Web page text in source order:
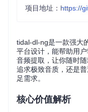
项目地址： https://
tidal-dl-ng是一款强大
平台设计，能帮助用
音频提取，让你随时
追求极致音质，还是
足需求。
核心价值解析